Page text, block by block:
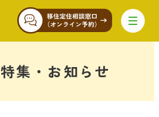
暮らし
特集・お知らせ